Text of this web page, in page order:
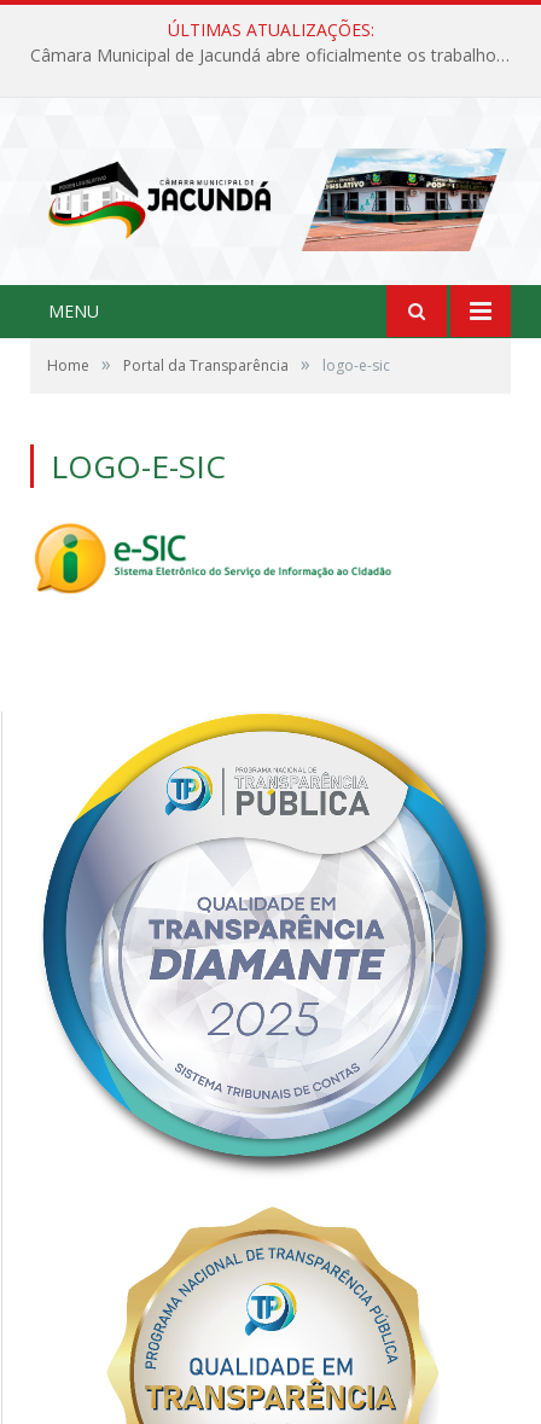
ÚLTIMAS ATUALIZAÇÕES:
Câmara Municipal de Jacundá abre oficialmente os trabalhos legislativos de 2026
MENU
Home » Portal da Transparência » logo-e-sic
LOGO-E-SIC